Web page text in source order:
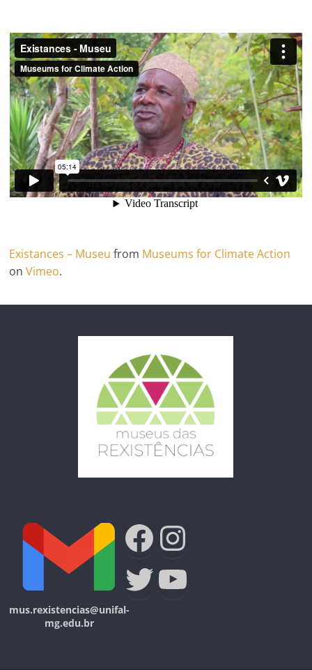
Existances – Museu from Museums for Climate Action
onVimeo.
mus.rexistencias@unifal-
mg.edu.br
Facebook
Instagram
Twitter
Youtube